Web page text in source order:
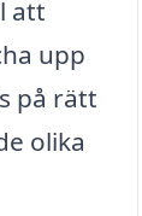
att
upp
på rätt
olika